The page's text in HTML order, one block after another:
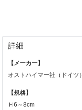
詳細
【メーカー】
オストハイマー社（ドイツ）
【規格】
Ｈ6～8cm